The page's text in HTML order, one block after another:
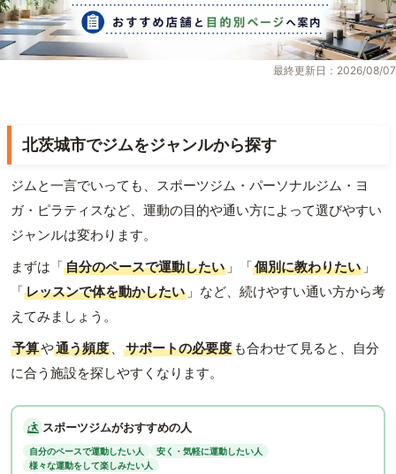
最終更新日：2026/08/07
北茨城市でジムをジャンルから探す
ジムと一言でいっても、スポーツジム・パーソナルジム・ヨ
ガ・ピラティスなど、運動の目的や通い方によって選びやすい
ジャンルは変わります。
まずは「自分のペースで運動したい 」「個別に教わりたい 」
「レッスンで体を動かしたい 」など、続けやすい通い方から考
えてみましょう。
予算や通う頻度 、 サポートの必要度 も合わせて見ると、自分
に合う施設を探しやすくなります。
スポーツジムがおすすめの人
自分のペースで運動したい人
安く・気軽に運動したい人
様々な運動をして楽しみたい人